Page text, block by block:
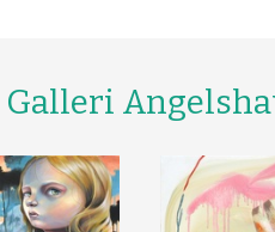
Galleri